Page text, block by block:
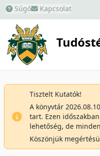
Súgó Kapcsolat
Tisztelt Kutatók!
A könyvtár
tart. Ezen
lehetőség, de
Köszönjük